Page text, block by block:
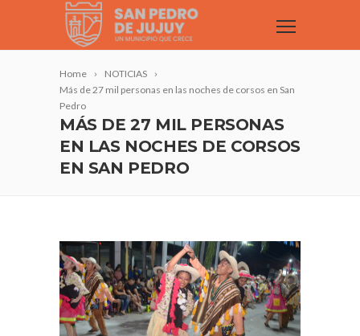
Home
NOTICIAS
Más de 27 mil personas en las noches de corsos en San
Pedro
MÁS DE 27 MIL PERSONAS
EN LAS NOCHES DE CORSOS
EN SAN PEDRO